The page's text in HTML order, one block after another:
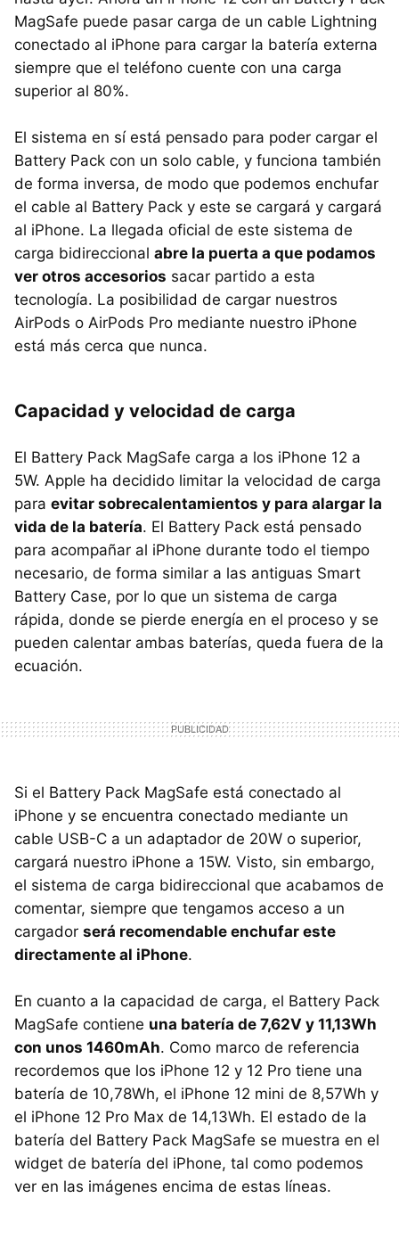
MagSafe puede pasar carga de un cable Lightning
conectado al iPhone para cargar la batería externa
siempre que el teléfono cuente con una carga
superior al 80%.
El sistema en sí está pensado para poder cargar el
Battery Pack con un solo cable, y funciona también
de forma inversa, de modo que podemos enchufar
el cable al Battery Pack y este se cargará y cargará
al iPhone. La llegada oficial de este sistema de
carga bidireccional abre la puerta a que podamos
ver otros accesorios sacar partido a esta
tecnología. La posibilidad de cargar nuestros
AirPods o AirPods Pro mediante nuestro iPhone
está más cerca que nunca.
Capacidad y velocidad de carga
El Battery Pack MagSafe carga a los iPhone 12 a
5W. Apple ha decidido limitar la velocidad de carga
para evitar sobrecalentamientos y para alargar la
vida de la batería. El Battery Pack está pensado
para acompañar al iPhone durante todo el tiempo
necesario, de forma similar a las antiguas Smart
Battery Case, por lo que un sistema de carga
rápida, donde se pierde energía en el proceso y se
pueden calentar ambas baterías, queda fuera de la
ecuación.
Si el Battery Pack MagSafe está conectado al
iPhone y se encuentra conectado mediante un
cable USB-C a un adaptador de 20W o superior,
cargará nuestro iPhone a 15W. Visto, sin embargo,
el sistema de carga bidireccional que acabamos de
comentar, siempre que tengamos acceso a un
cargador será recomendable enchufar este
directamente al iPhone.
En cuanto a la capacidad de carga, el Battery Pack
MagSafe contiene una batería de 7,62V y 11,13Wh
con unos 1460mAh. Como marco de referencia
recordemos que los iPhone 12 y 12 Pro tiene una
batería de 10,78Wh, el iPhone 12 mini de 8,57Wh y
el iPhone 12 Pro Max de 14,13Wh. El estado de la
batería del Battery Pack MagSafe se muestra en el
widget de batería del iPhone, tal como podemos
ver en las imágenes encima de estas líneas.